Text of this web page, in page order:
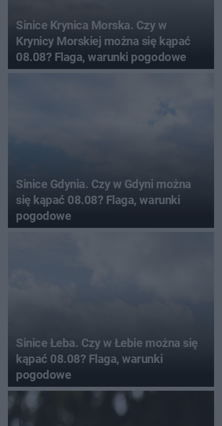
Sinice Krynica Morska. Czy w
Krynicy Morskiej można się kąpać
08.08? Flaga, warunki pogodowe
Sinice Gdynia. Czy w Gdyni można
się kąpać 08.08? Flaga, warunki
pogodowe
Sinice Łeba. Czy w Łebie można się
kąpać 08.08? Flaga, warunki
pogodowe